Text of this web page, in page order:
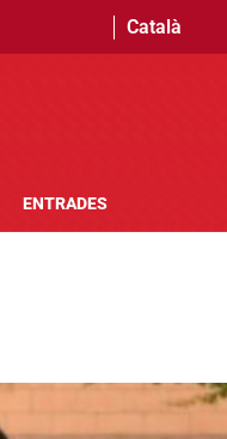
Català
ENTRADES